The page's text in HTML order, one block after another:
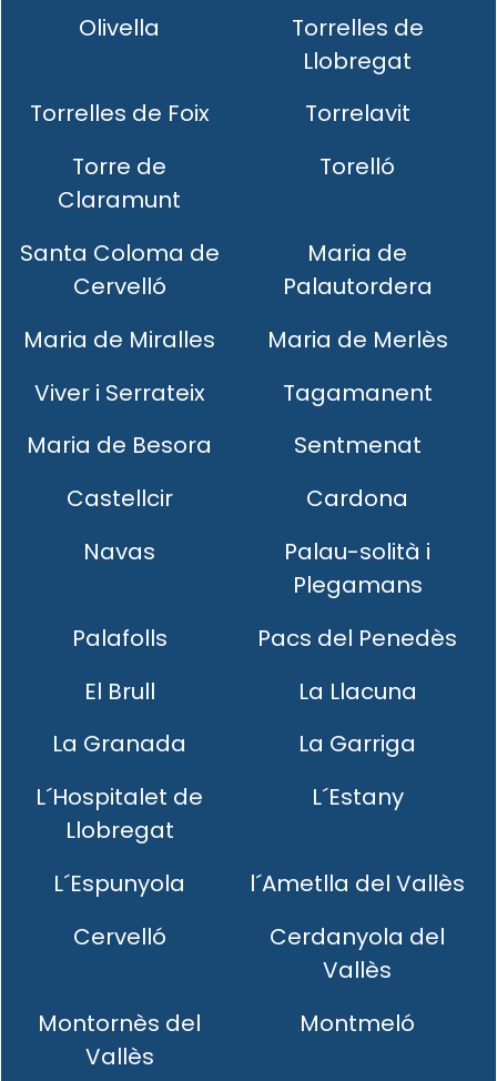
Olivella
Torrelles de
Llobregat
Torrelles de Foix
Torrelavit
Torre de
Claramunt
Torelló
Santa Coloma de
Cervelló
Maria de
Palautordera
Maria de Miralles
Maria de Merlès
Viver i Serrateix
Tagamanent
Maria de Besora
Sentmenat
Castellcir
Cardona
Navas
Palau-solità i
Plegamans
Palafolls
Pacs del Penedès
El Brull
La Llacuna
La Granada
La Garriga
L´Hospitalet de
Llobregat
L´Estany
L´Espunyola
l´Ametlla del Vallès
Cervelló
Cerdanyola del
Vallès
Montornès del
Vallès
Montmeló